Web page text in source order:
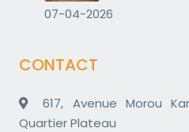
07-04-2026
CONTACT
617, Avenue Morou
Quartier Plateau